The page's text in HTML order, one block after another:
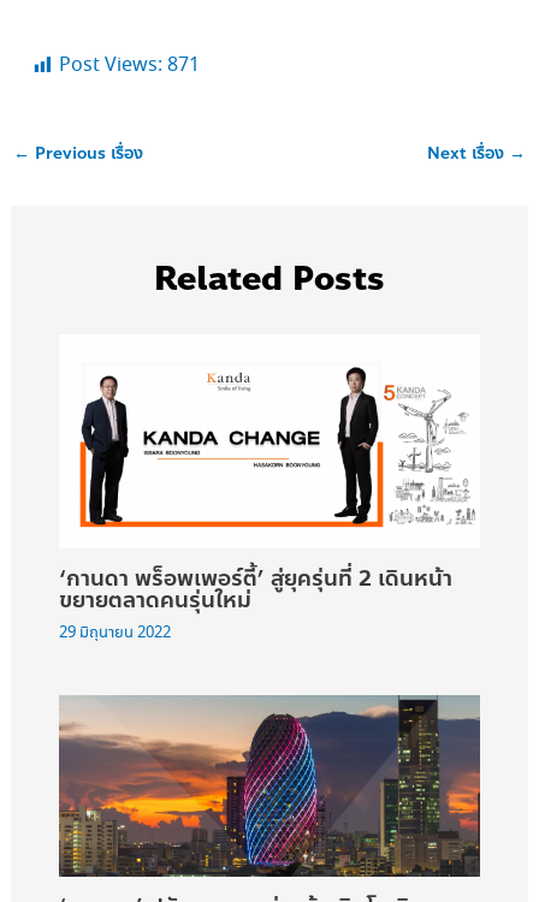
Post Views: 871
← Previous เรื่อง Next เรื่อง →
Related Posts
‘กานดา พร็อพเพอร์ตี้’ สู่ยุครุ่นที่ 2 เดินหน้า
ขยายตลาดคนรุ่นใหม่
29 มิถุนายน 2022